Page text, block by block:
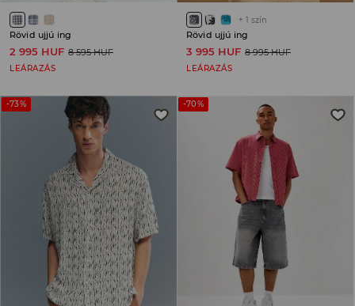
Rövid ujjú ing
2 995 HUF 8 595 HUF
LEÁRAZÁS
+ 1 szín
Rövid ujjú ing
3 995 HUF 8 995 HUF
LEÁRAZÁS
-73% -70%